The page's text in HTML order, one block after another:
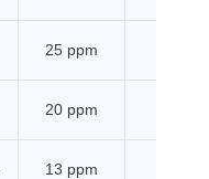
25 ppm
20 ppm
13 ppm